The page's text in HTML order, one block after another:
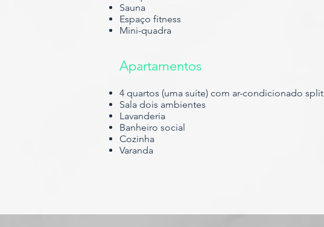
Sauna
Espaço fitness
Mini-quadra
Apartamentos
4 quartos (uma suíte) com ar-condicionado split
Sala dois ambientes
Lavanderia
Banheiro social
Cozinha
Varanda